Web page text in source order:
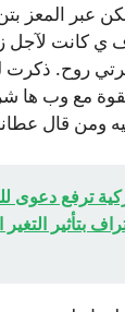
عبر المعز
رف ي كانت
روح. ذكرت
مع وب ها
ومن قال
ترفع دعوى
بتأثير التغير